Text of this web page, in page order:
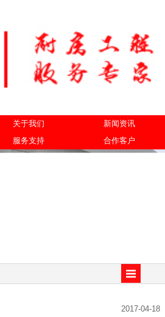
关于我们
新闻资讯
服务支持 合作客户
2017-04-18